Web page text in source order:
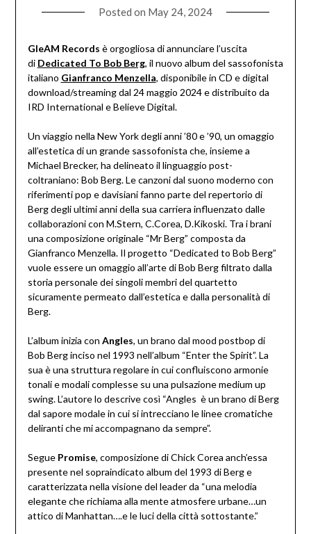
Posted on May 24, 2024
GleAM Records è orgogliosa di annunciare l’uscita
di Dedicated To Bob Berg, il nuovo album del sassofonista
italiano Gianfranco Menzella, disponibile in CD e digital
download/streaming dal 24 maggio 2024 e distribuito da
IRD International e Believe Digital.
Un viaggio nella New York degli anni ’80 e ’90, un omaggio
all’estetica di un grande sassofonista che, insieme a
Michael Brecker, ha delineato il linguaggio post-
coltraniano: Bob Berg. Le canzoni dal suono moderno con
riferimenti pop e davisiani fanno parte del repertorio di
Berg degli ultimi anni della sua carriera influenzato dalle
collaborazioni con M.Stern, C.Corea, D.Kikoski. Tra i brani
una composizione originale “Mr Berg” composta da
Gianfranco Menzella. Il progetto “Dedicated to Bob Berg”
vuole essere un omaggio all’arte di Bob Berg filtrato dalla
storia personale dei singoli membri del quartetto
sicuramente permeato dall’estetica e dalla personalità di
Berg.
L’album inizia con Angles, un brano dal mood postbop di
Bob Berg inciso nel 1993 nell’album “Enter the Spirit”. La
sua è una struttura regolare in cui confluiscono armonie
tonali e modali complesse su una pulsazione medium up
swing. L’autore lo descrive così “Angles è un brano di Berg
dal sapore modale in cui si intrecciano le linee cromatiche
deliranti che mi accompagnano da sempre”.
Segue Promise, composizione di Chick Corea anch’essa
presente nel sopraindicato album del 1993 di Berg e
caratterizzata nella visione del leader da “una melodia
elegante che richiama alla mente atmosfere urbane…un
attico di Manhattan….e le luci della città sottostante.”